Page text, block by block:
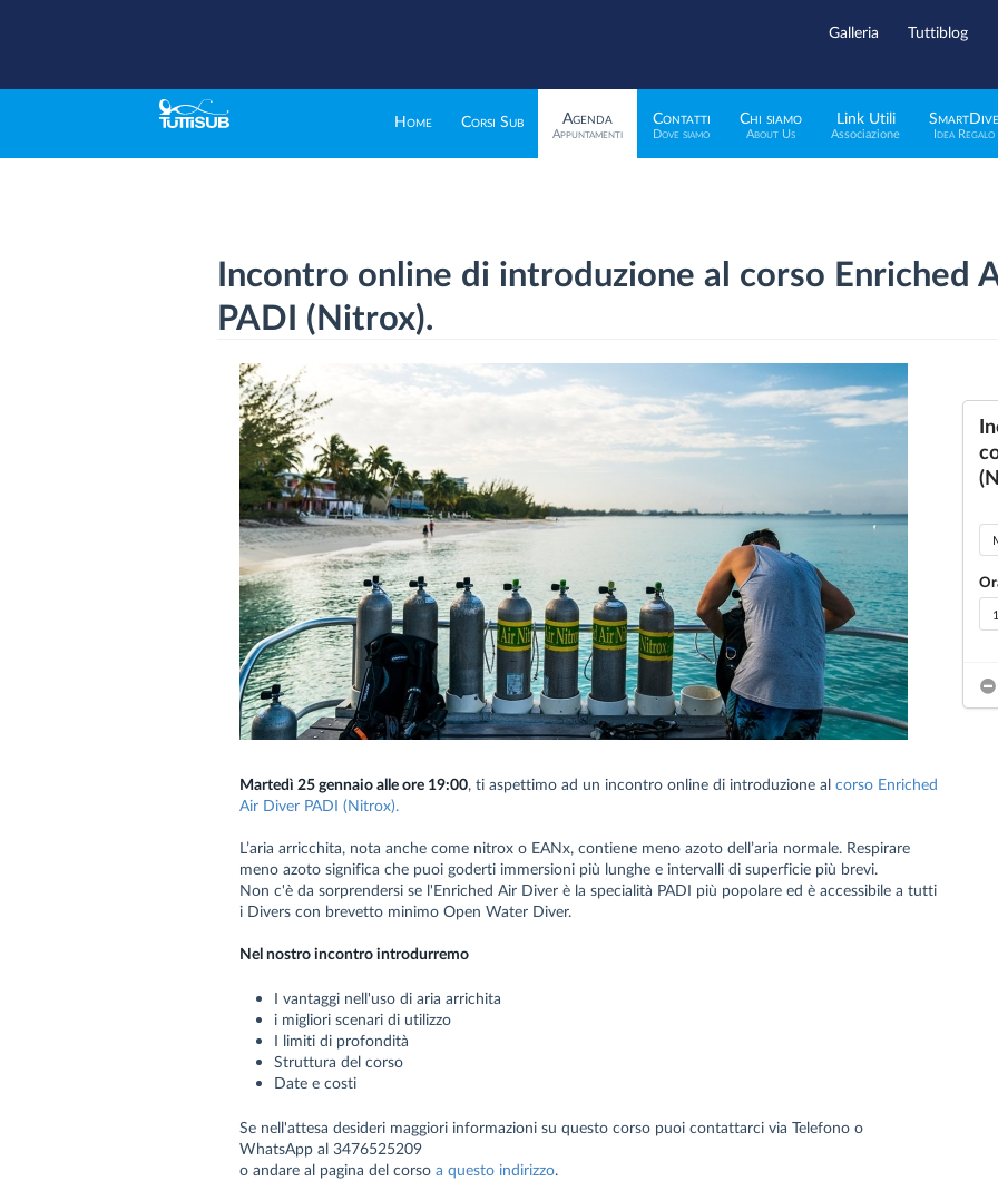
Galleria Tuttiblog
Home Corsi Sub Agenda
Appuntamenti
Contatti
Dove siamo
Chi siamo
About Us
Link Utili
Associazione
SmartDive
Idea Regalo
Incontro online di introduzione al corso Enriched
PADI (Nitrox).
Martedì 25 gennaio alle ore 19:00, ti aspettimo ad un incontro online di introduzione alcorso Enriched
Air Diver PADI (Nitrox).
L’aria arricchita, nota anche come nitrox o EANx, contiene meno azoto dell’aria normale. Respirare
meno azoto significa che puoi goderti immersioni più lunghe e intervalli di superficie più brevi.
Non c'è da sorprendersi se l'Enriched Air Diver è la specialità PADI più popolare ed è accessibile a tutti
i Divers con brevetto minimo Open Water Diver.
Nel nostro incontro introdurremo
I vantaggi nell'uso di aria arrichita
i migliori scenari di utilizzo
I limiti di profondità
Struttura del corso
Date e costi
Se nell'attesa desideri maggiori informazioni su questo corso puoi contattarci via Telefono o
WhatsApp al 3476525209
o andare al pagina del corsoa questo indirizzo.